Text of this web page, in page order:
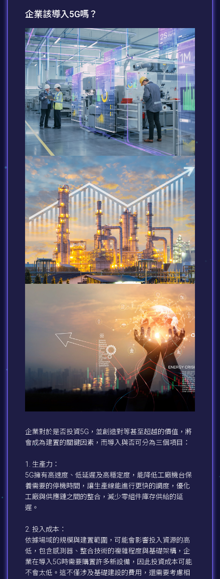
企業該導入5G嗎？
企業對於是否投資5G，並創造對等甚至超越的價值，將
會成為建置的關鍵因素，而導入與否可分為三個項目：
1. 生產力：
5G擁有高速度、低延遲及高穩定度，能降低工廠機台保
養需要的停機時間，讓生產線能進行更快的調度，優化
工廠與供應鏈之間的整合，減少零組件庫存供給的延
遲。
2. 投入成本：
依據場域的規模與建置範圍，可能會影響投入資源的高
低，包含感測器、整合技術的複雜程度與基礎架構，企
業在導入5G時需要購置許多新設備，因此投資成本可能
不會太低。這不僅涉及基礎建設的費用，還需要考慮相